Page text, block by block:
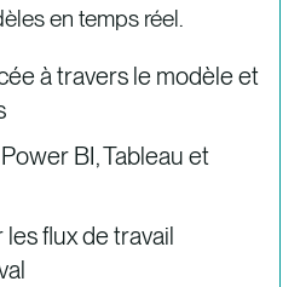
en temps réel.
à travers le modèle et
BI, Tableau et
flux de travail